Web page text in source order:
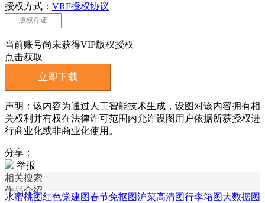
授权方式： VRF授权协议
版权存证
当前账号尚未获得VIP版权授权
点击获取
立即下载
声明：该内容为通过人工智能技术生成，设图对该内容拥有相
关权利并有权在法律许可范围内允许设图用户依据所获授权进
行商业化或非商业化使用。
分享：
举报
相关搜索
作品介绍
水蜜桃图红色党建图春节免抠图沪菜高清图行李箱图大数据图